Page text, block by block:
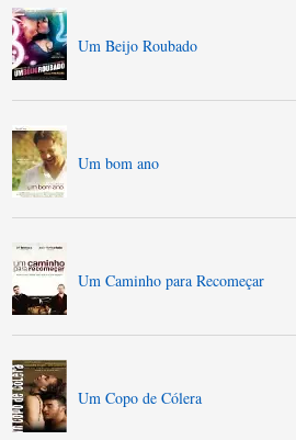
Um Beijo Roubado
Um bom ano
Um Caminho para Recomeçar
Um Copo de Cólera